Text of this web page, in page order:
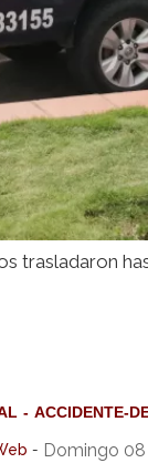
trasladaron
ACCIDENTE-
- Domingo